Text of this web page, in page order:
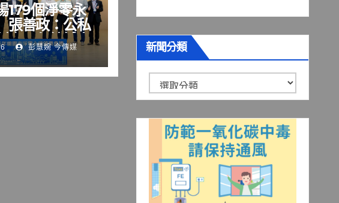
179個淨零永
善政：公私
宜居永續城市
彭慧婉 今傳媒 新聞分類
聞
分